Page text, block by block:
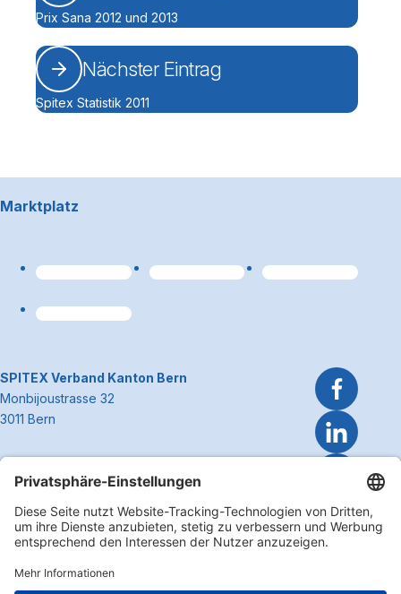
Prix Sana 2012 und 2013
Nächster Eintrag
Spitex Statistik 2011
Marktplatz
~Kontaktinformationen
SPITEX Verband Kanton Bern
Monbijoustrasse 32
3011 Bern
E-Mailinfo@spitexbe.ch
Kontakt